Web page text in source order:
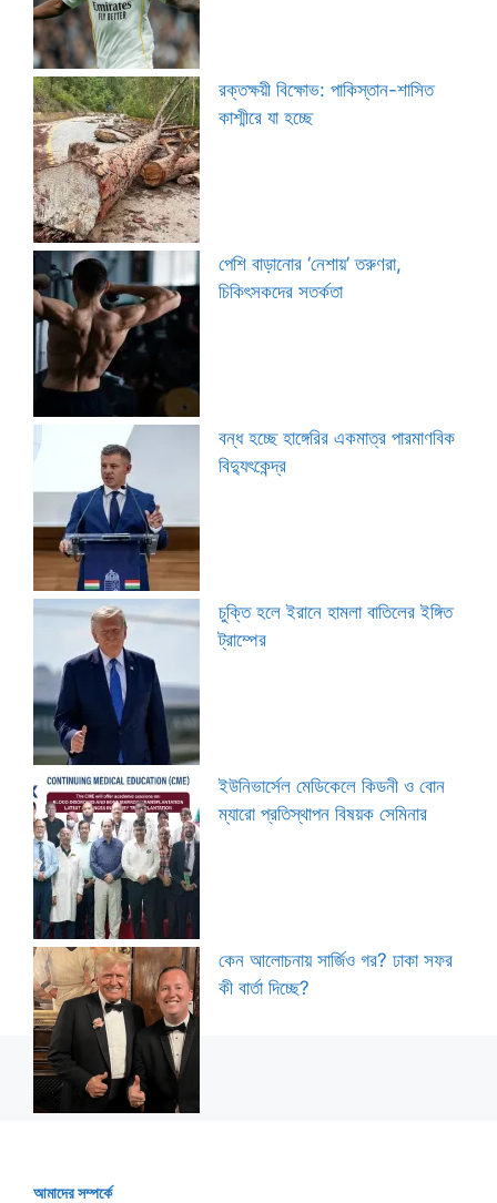
রক্তক্ষয়ী বিক্ষোভ: পাকিস্তান-শাসিত
কাশ্মীরে যা হচ্ছে
পেশি বাড়ানোর ‘নেশায়’ তরুণরা,
চিকিৎসকদের সতর্কতা
বন্ধ হচ্ছে হাঙ্গেরির একমাত্র পারমাণবিক
বিদ্যুৎকেন্দ্র
চুক্তি হলে ইরানে হামলা বাতিলের ইঙ্গিত
ট্রাম্পের
ইউনিভার্সেল মেডিকেলে কিডনী ও বোন
ম্যারো প্রতিস্থাপন বিষয়ক সেমিনার
কেন আলোচনায় সার্জিও গর? ঢাকা সফর
কী বার্তা দিচ্ছে?
আমাদের সম্পর্কে